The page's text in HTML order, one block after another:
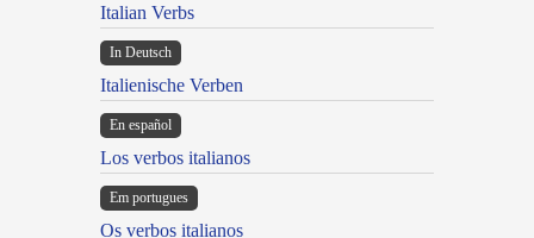
Italian Verbs
In Deutsch
Italienische Verben
En español
Los verbos italianos
Em portugues
Os verbos italianos